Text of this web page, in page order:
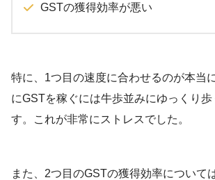
GSTの獲得効率が悪い
特に、1つ目の速度に合わせるのが本当
にGSTを稼ぐには牛歩並みにゆっくり歩
す。これが非常にストレスでした。
また、2つ目のGSTの獲得効率について